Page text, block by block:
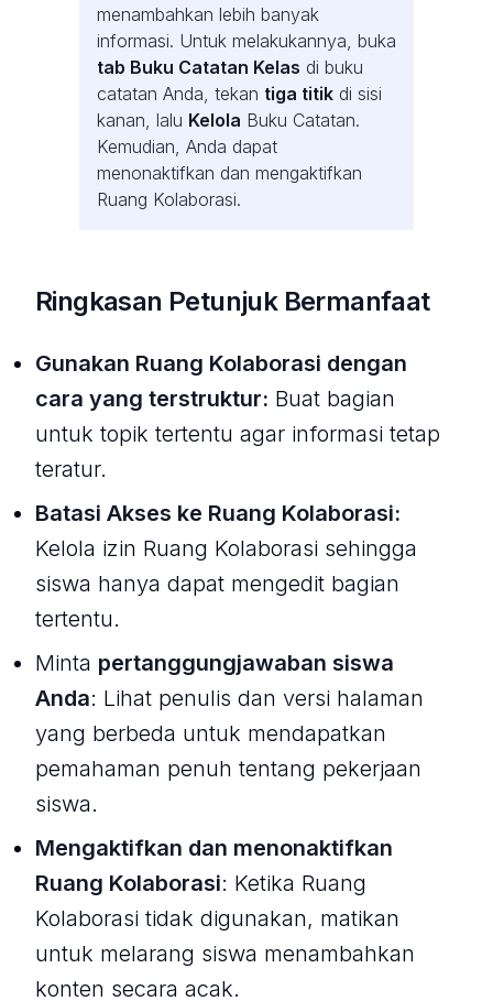
menambahkan lebih banyak
informasi. Untuk melakukannya, buka
tab Buku Catatan Kelas di buku
catatan Anda, tekan tiga titik di sisi
kanan, lalu Kelola Buku Catatan.
Kemudian, Anda dapat
menonaktifkan dan mengaktifkan
Ruang Kolaborasi.
Ringkasan Petunjuk Bermanfaat
Gunakan Ruang Kolaborasi dengan
cara yang terstruktur: Buat bagian
untuk topik tertentu agar informasi tetap
teratur.
Batasi Akses ke Ruang Kolaborasi:
Kelola izin Ruang Kolaborasi sehingga
siswa hanya dapat mengedit bagian
tertentu.
Minta pertanggungjawaban siswa
Anda: Lihat penulis dan versi halaman
yang berbeda untuk mendapatkan
pemahaman penuh tentang pekerjaan
siswa.
Mengaktifkan dan menonaktifkan
Ruang Kolaborasi: Ketika Ruang
Kolaborasi tidak digunakan, matikan
untuk melarang siswa menambahkan
konten secara acak.